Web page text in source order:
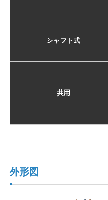
シャフト式
共用
外形図